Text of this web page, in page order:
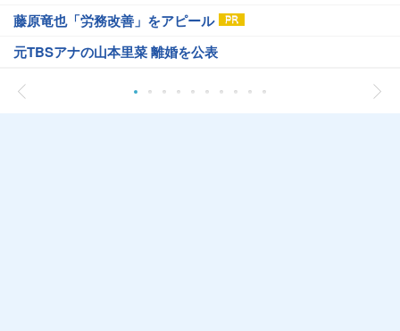
藤原竜也「労務改善」をアピール
元TBSアナの山本里菜 離婚を公表